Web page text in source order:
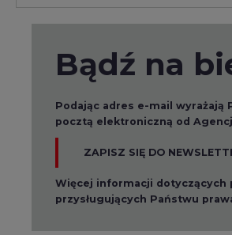
Bądź na
Podając adres e-mail
pocztą elektroniczną od
ZAPISZ SIĘ DO
Więcej informacji dotyczących
przysługujących Państwu